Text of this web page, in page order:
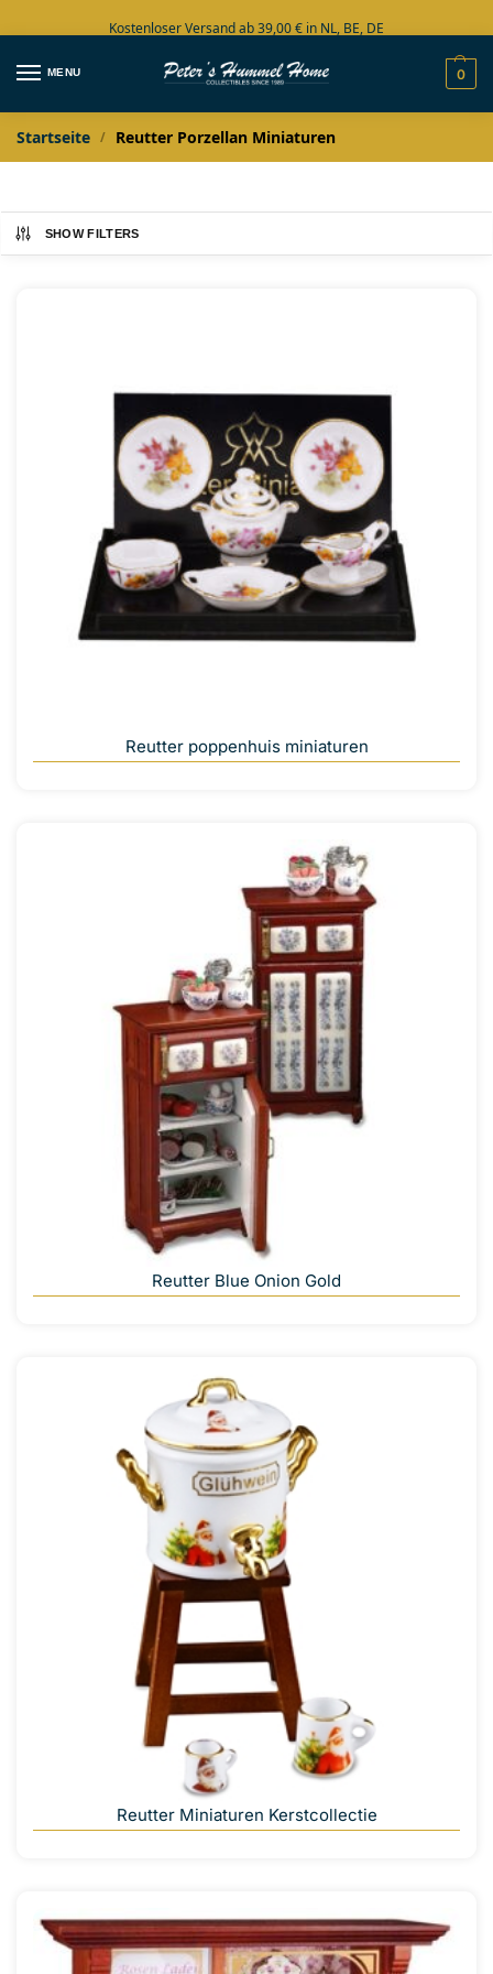
Kostenloser Versand ab 39,00 € in NL, BE, DE
Große Auswahl auf Lager
MENU 0
Startseite / Reutter Porzellan Miniaturen
SHOW FILTERS
Reutter poppenhuis miniaturen
Reutter Blue Onion Gold
Reutter Miniaturen Kerstcollectie